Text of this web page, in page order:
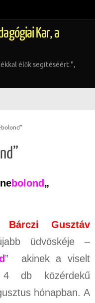
Kar, a
élők segítéséért.",
bolond„
Bárczi Gusztáv
üdvöskéje –
” akinek a viselt
db közérdekű
hónapban. A